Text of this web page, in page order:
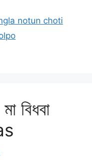
notun choti
বিধবা